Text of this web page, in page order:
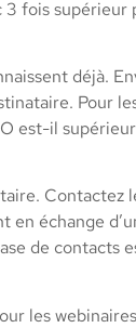
fois supérieur
déjà.
Pour
est-il
Contactez
en échange
de contacts
les